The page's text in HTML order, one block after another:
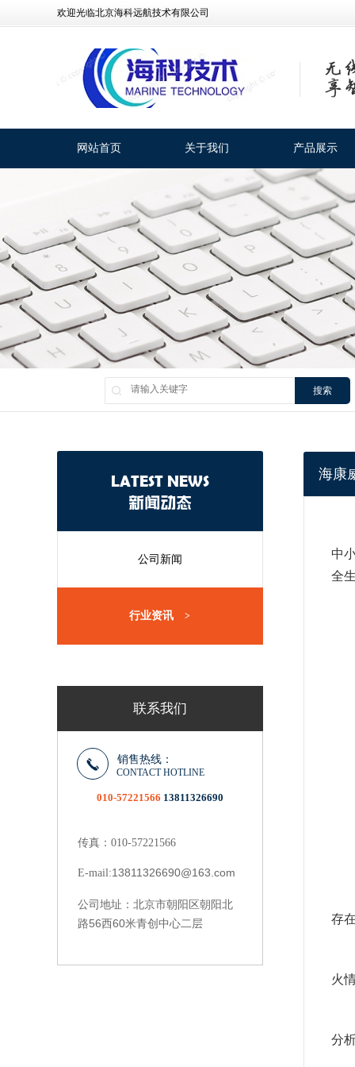
欢迎光临北京海科远航技术有限公司
网站首页 关于我们 产品展示
搜索
LATEST NEWS
新闻动态
公司新闻
行业资讯 >
联系我们
销售热线：
CONTACT HOTLINE
010-57221566 13811326690
传真：010-57221566
E-mail:13811326690@163.com
公司地址： 北京市朝阳区朝阳北
路56西60米青创中心二层
海康
中
全
中
1
存
2
火
3
分析